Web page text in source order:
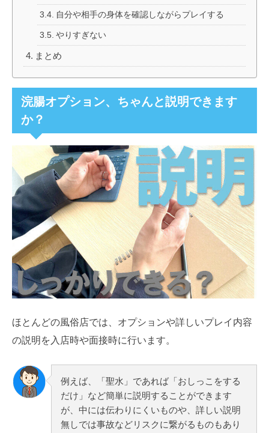
自分や相手の身体を確認しながらプレイする
やりすぎない
まとめ
浣腸オプション、ちゃんと説明できます
か？
ほとんどの風俗店では、オプションや詳しいプレイ内容
の説明を入店時や面接時に行います。
例えば、「聖水」であれば「おしっこをする
だけ」など簡単に説明することができます
が、中には伝わりにくいものや、詳しい説明
無しでは事故などリスクに繋がるものもあり